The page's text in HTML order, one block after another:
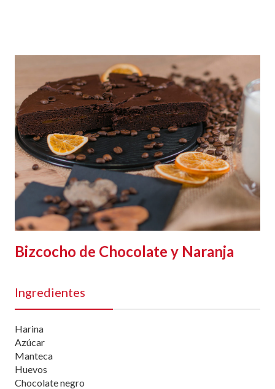
Bizcocho de Chocolate y Naranja
Ingredientes
Harina
Azúcar
Manteca
Huevos
Chocolate negro